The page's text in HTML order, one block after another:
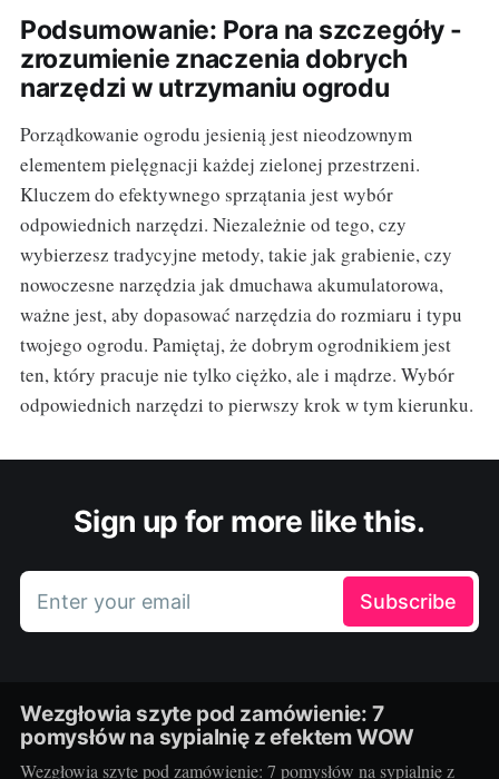
Podsumowanie: Pora na szczegóły -
zrozumienie znaczenia dobrych
narzędzi w utrzymaniu ogrodu
Porządkowanie ogrodu jesienią jest nieodzownym
elementem pielęgnacji każdej zielonej przestrzeni.
Kluczem do efektywnego sprzątania jest wybór
odpowiednich narzędzi. Niezależnie od tego, czy
wybierzesz tradycyjne metody, takie jak grabienie, czy
nowoczesne narzędzia jak dmuchawa akumulatorowa,
ważne jest, aby dopasować narzędzia do rozmiaru i typu
twojego ogrodu. Pamiętaj, że dobrym ogrodnikiem jest
ten, który pracuje nie tylko ciężko, ale i mądrze. Wybór
odpowiednich narzędzi to pierwszy krok w tym kierunku.
Sign up for more like this.
Enter your email Subscribe
Wezgłowia szyte pod zamówienie: 7
pomysłów na sypialnię z efektem WOW
Wezgłowia szyte pod zamówienie: 7 pomysłów na sypialnię z